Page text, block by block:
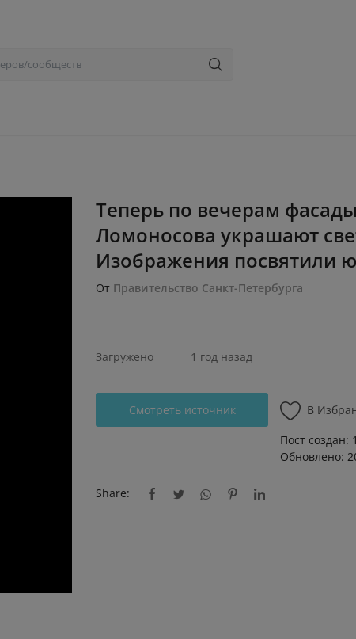
Теперь по вечерам
Ломоносова украшают
Изображения посвятили
От Правительство Санкт-Петербурга
Загружено 1 год назад
Смотреть источник
В
Пост создан:
Обновлено:
Share: